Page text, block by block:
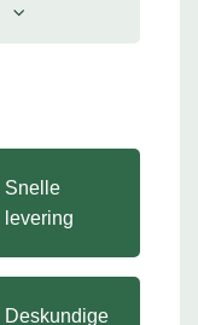
Snelle
levering
Deskundige